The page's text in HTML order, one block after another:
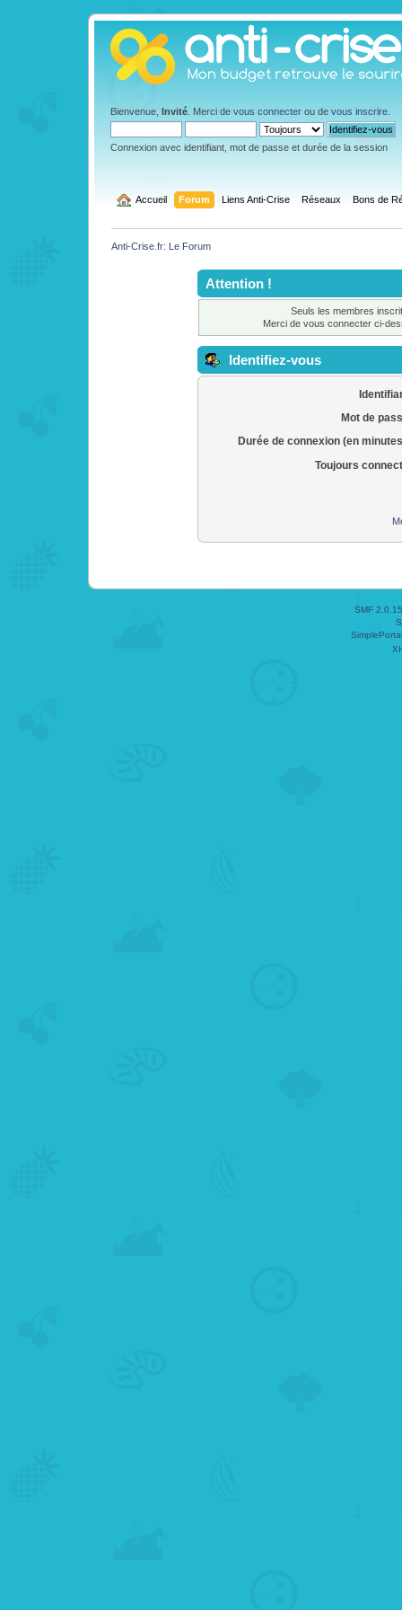
Bienvenue, Invité . Merci de vous connecter ou de vous inscrire
Connexion avec identifiant, mot de passe et durée de la session
Accueil Forum Liens Anti-Crise Réseaux Bons de
Anti-Crise.fr: Le Forum
Attention !
Seuls les membres
Merci de vous connecter ci-
Identifiez-vous
Mot de
Durée de connexion (en
Toujours
SMF 2.0.15